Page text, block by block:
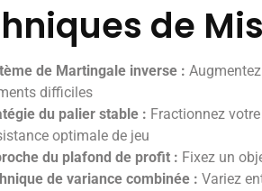
de
de Martingale inverse :
difficiles
du palier stable : Fractionnez
optimale de jeu
du plafond de profit : Fixez un
de variance combinée : Variez